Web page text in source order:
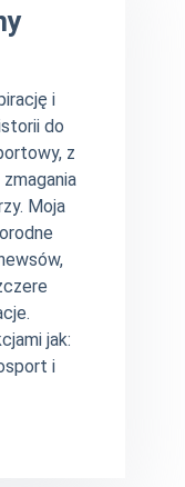
i
do
z
Moja
jak:
i